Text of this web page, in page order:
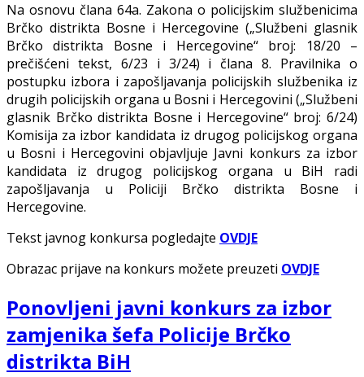
Na osnovu člana 64a. Zakona o policijskim službenicima
Brčko distrikta Bosne i Hercegovine („Službeni glasnik
Brčko distrikta Bosne i Hercegovine“ broj: 18/20 –
prečišćeni tekst, 6/23 i 3/24) i člana 8. Pravilnika o
postupku izbora i zapošljavanja policijskih službenika iz
drugih policijskih organa u Bosni i Hercegovini („Službeni
glasnik Brčko distrikta Bosne i Hercegovine“ broj: 6/24)
Komisija za izbor kandidata iz drugog policijskog organa
u Bosni i Hercegovini objavljuje Javni konkurs za izbor
kandidata iz drugog policijskog organa u BiH radi
zapošljavanja u Policiji Brčko distrikta Bosne i
Hercegovine.
Tekst javnog konkursa pogledajte OVDJE
Obrazac prijave na konkurs možete preuzeti OVDJE
Ponovljeni javni konkurs za izbor
zamjenika šefa Policije Brčko
distrikta BiH